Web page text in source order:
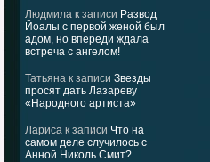
Людмила к записи Развод
Йоалы с первой женой был
адом, но впереди ждала
встреча с ангелом!
Татьяна к записи Звезды
просят дать Лазареву
«Народного артиста»
Лариса к записи Что на
самом деле случилось с
Анной Николь Смит?